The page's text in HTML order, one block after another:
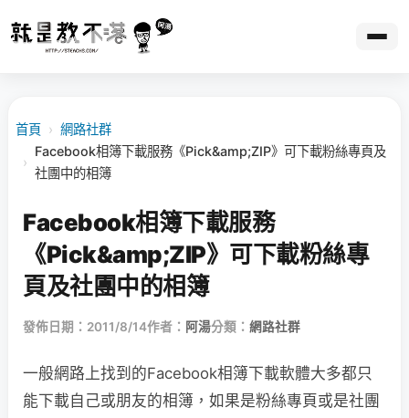
首頁 › 網路社群
›
Facebook相簿下載服務《Pick&amp;ZIP》可下載粉絲專頁及
社團中的相簿
Facebook相簿下載服務
《Pick&amp;ZIP》可下載粉絲專
頁及社團中的相簿
發佈日期：2011/8/14作者： 阿湯分類： 網路社群
一般網路上找到的Facebook相簿下載軟體大多都只
能下載自己或朋友的相簿，如果是粉絲專頁或是社團